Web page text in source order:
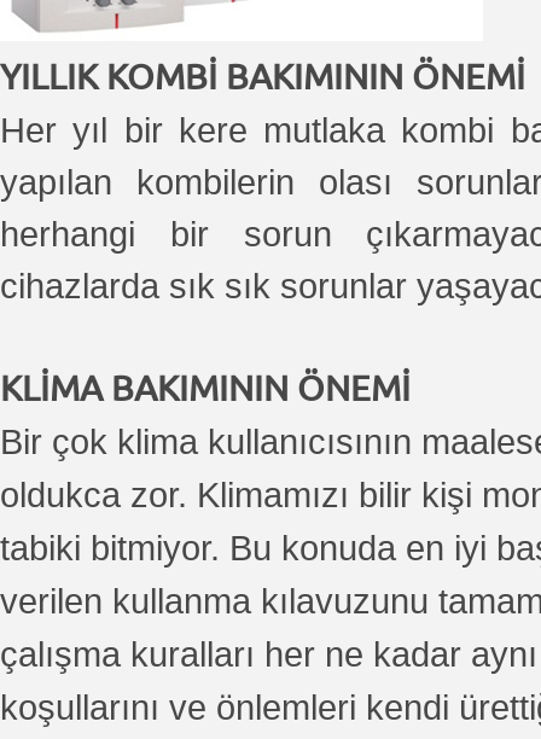
YILLIK KOMBİ BAKIMININ ÖNEMİ
Her yıl bir kere mutlaka kombi
yapılan kombilerin olası
herhangi bir sorun
cihazlarda sık sık sorunlar
KLİMA BAKIMININ ÖNEMİ
Bir çok klima kullanıcısının
oldukca zor. Klimamızı bilir kişi
tabiki bitmiyor. Bu konuda en iyi
verilen kullanma kılavuzunu
çalışma kuralları her ne kadar
koşullarını ve önlemleri kendi